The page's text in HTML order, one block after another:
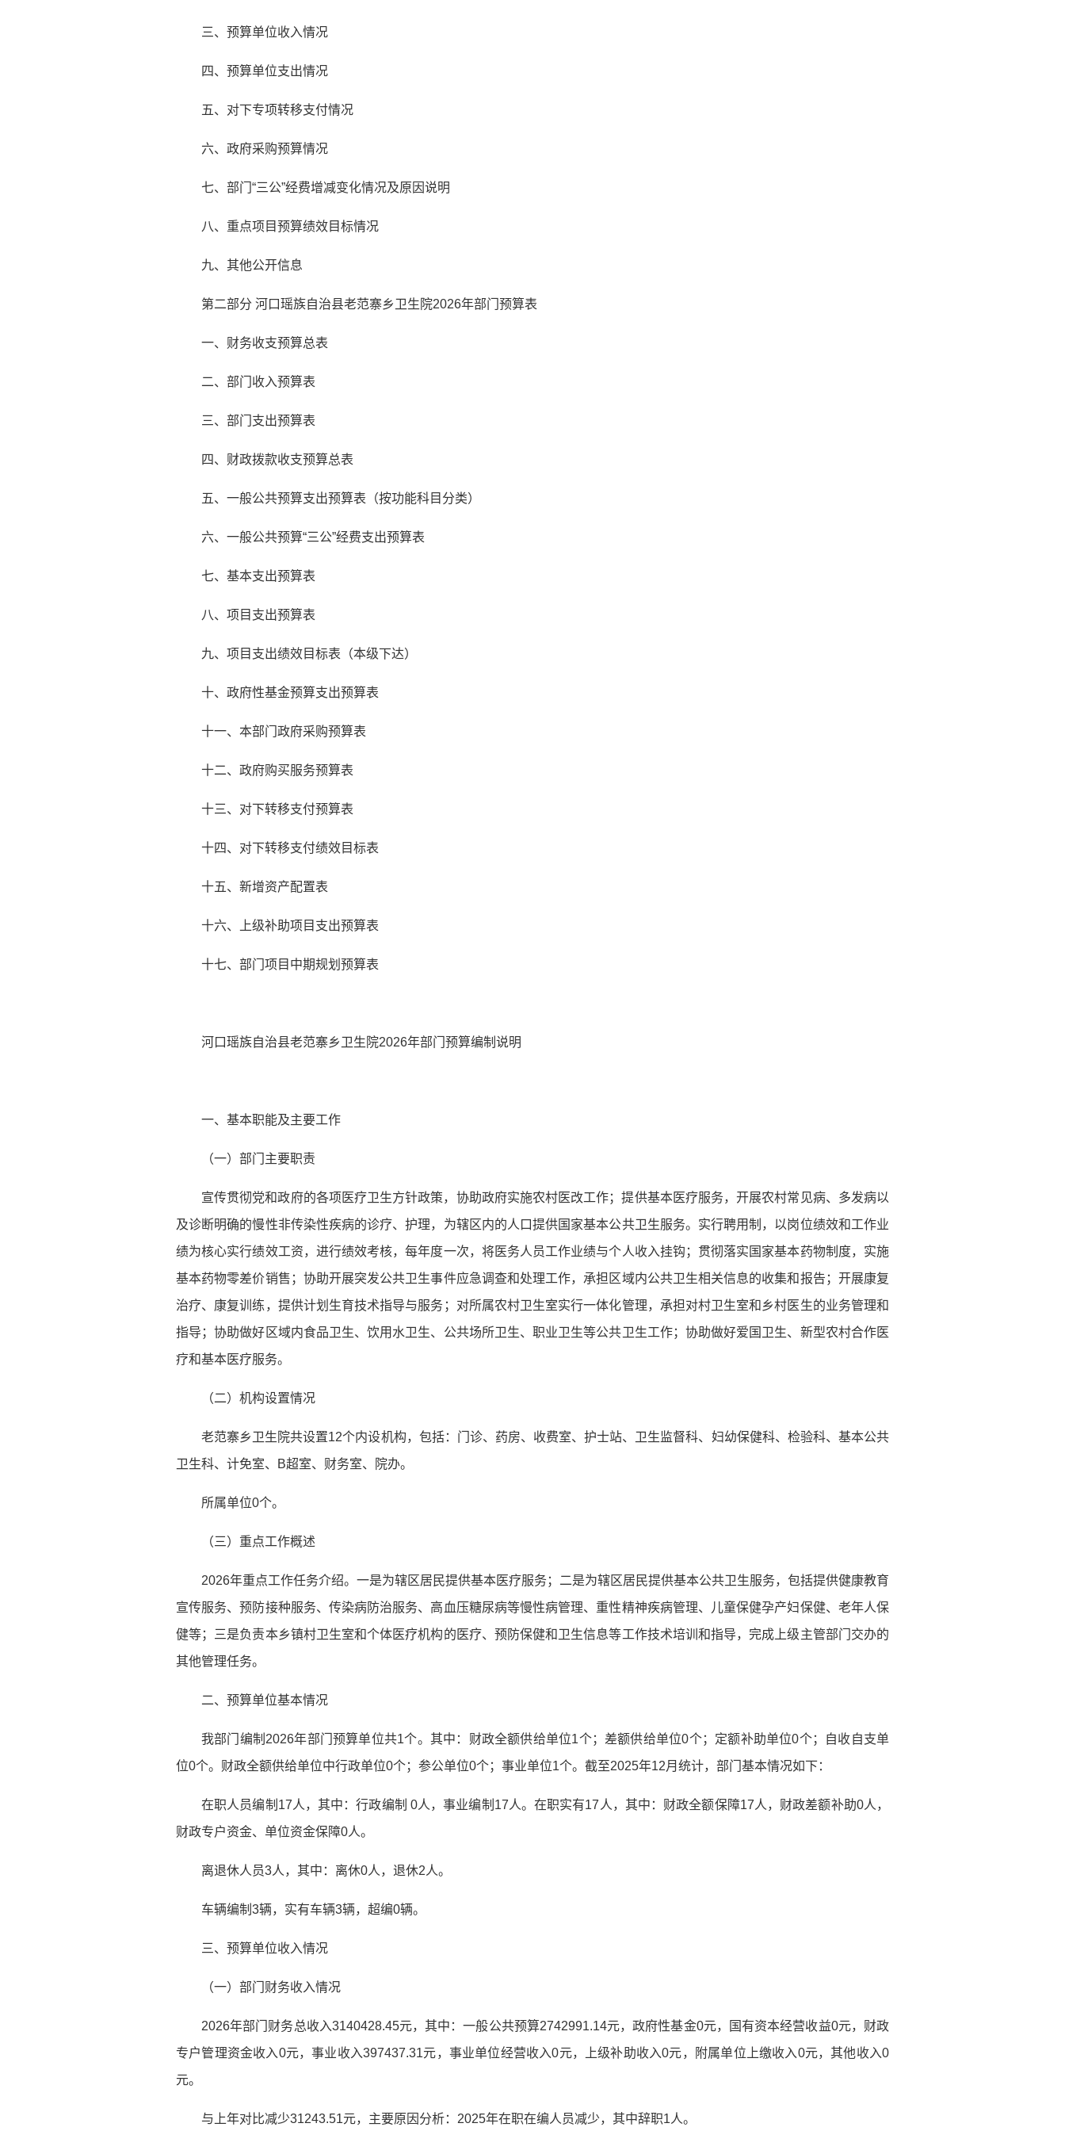
三、预算单位收入情况
四、预算单位支出情况
五、对下专项转移支付情况
六、政府采购预算情况
七、部门“三公”经费增减变化情况及原因说明
八、重点项目预算绩效目标情况
九、其他公开信息
第二部分 河口瑶族自治县老范寨乡卫生院2026年部门预算表
一、财务收支预算总表
二、部门收入预算表
三、部门支出预算表
四、财政拨款收支预算总表
五、一般公共预算支出预算表（按功能科目分类）
六、一般公共预算“三公”经费支出预算表
七、基本支出预算表
八、项目支出预算表
九、项目支出绩效目标表（本级下达）
十、政府性基金预算支出预算表
十一、本部门政府采购预算表
十二、政府购买服务预算表
十三、对下转移支付预算表
十四、对下转移支付绩效目标表
十五、新增资产配置表
十六、上级补助项目支出预算表
十七、部门项目中期规划预算表
河口瑶族自治县老范寨乡卫生院2026年部门预算编制说明
一、基本职能及主要工作
（一）部门主要职责
宣传贯彻党和政府的各项医疗卫生方针政策，协助政府实施农村医改工作；提供基本医疗服务，开展农村常见病、多发病以
及诊断明确的慢性非传染性疾病的诊疗、护理，为辖区内的人口提供国家基本公共卫生服务。实行聘用制，以岗位绩效和工作业
绩为核心实行绩效工资，进行绩效考核，每年度一次，将医务人员工作业绩与个人收入挂钩；贯彻落实国家基本药物制度，实施
基本药物零差价销售；协助开展突发公共卫生事件应急调查和处理工作，承担区域内公共卫生相关信息的收集和报告；开展康复
治疗、康复训练，提供计划生育技术指导与服务；对所属农村卫生室实行一体化管理，承担对村卫生室和乡村医生的业务管理和
指导；协助做好区域内食品卫生、饮用水卫生、公共场所卫生、职业卫生等公共卫生工作；协助做好爱国卫生、新型农村合作医
疗和基本医疗服务。
（二）机构设置情况
老范寨乡卫生院共设置12个内设机构，包括：门诊、药房、收费室、护士站、卫生监督科、妇幼保健科、检验科、基本公共
卫生科、计免室、B超室、财务室、院办。
所属单位0个。
（三）重点工作概述
2026年重点工作任务介绍。一是为辖区居民提供基本医疗服务；二是为辖区居民提供基本公共卫生服务，包括提供健康教育
宣传服务、预防接种服务、传染病防治服务、高血压糖尿病等慢性病管理、重性精神疾病管理、儿童保健孕产妇保健、老年人保
健等；三是负责本乡镇村卫生室和个体医疗机构的医疗、预防保健和卫生信息等工作技术培训和指导，完成上级主管部门交办的
其他管理任务。
二、预算单位基本情况
我部门编制2026年部门预算单位共1个。其中：财政全额供给单位1个；差额供给单位0个；定额补助单位0个；自收自支单
位0个。财政全额供给单位中行政单位0个；参公单位0个；事业单位1个。截至2025年12月统计，部门基本情况如下：
在职人员编制17人，其中：行政编制 0人，事业编制17人。在职实有17人，其中：财政全额保障17人，财政差额补助0人，
财政专户资金、单位资金保障0人。
离退休人员3人，其中：离休0人，退休2人。
车辆编制3辆，实有车辆3辆，超编0辆。
三、预算单位收入情况
（一）部门财务收入情况
2026年部门财务总收入3140428.45元，其中：一般公共预算2742991.14元，政府性基金0元，国有资本经营收益0元，财政
专户管理资金收入0元，事业收入397437.31元，事业单位经营收入0元，上级补助收入0元，附属单位上缴收入0元，其他收入0
元。
与上年对比减少31243.51元，主要原因分析：2025年在职在编人员减少，其中辞职1人。